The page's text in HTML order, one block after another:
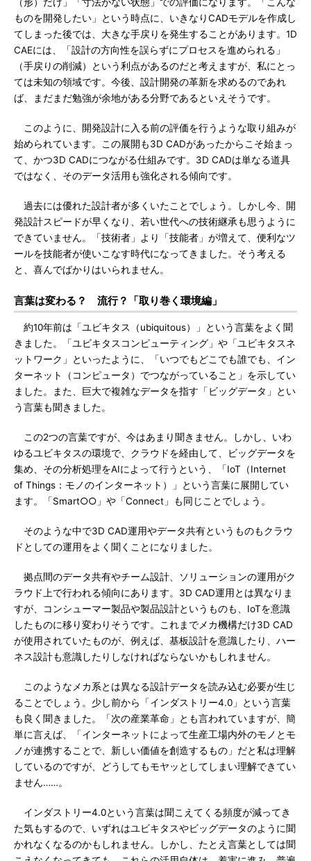
ものを開発したい」という時点に、いきなりCADモデルを作成し
てしまった後では、大きな手戻りを発生することがあります。1D
CAEには、「設計の方向性を誤らずにプロセスを進められる」
（手戻りの削減）という利点があるのだと考えますが、私にとっ
ては未知の領域です。今後、設計開発の革新を求めるのであれ
ば、まだまだ勉強が余地がある分野であるといえそうです。
このように、開発設計に入る前の評価を行うような取り組みが
始められています。この展開も3D CADがあったからこそ始まっ
て、かつ3D CADにつながる仕組みです。3D CADは単なる道具
ではなく、そのデータ活用も強化される傾向です。
過去には優れた設計者が多くいたことでしょう。しかし今、開
発設計スピードが早くなり、若い世代への技術継承も思うように
できていません。「技術者」より「技能者」が増えて、便利なツ
ールを技能者が使いこなす時代になってきました。そう考える
と、喜んでばかりはいられません。
言葉は変わる？ 流行？「取り巻く環境編」
約10年前は「ユビキタス（ubiquitous）」という言葉をよく聞
きました。「ユビキタスコンピューティング」や「ユビキタスネ
ットワーク」といったように、「いつでもどこでも誰でも、イン
ターネット（コンピュータ）でつながっていること」を示してい
ました。また、巨大で複雑なデータを指す「ビッグデータ」とい
う言葉も聞きました。
この2つの言葉ですが、今はあまり聞きません。しかし、いわ
ゆるユビキタスの環境で、クラウドを経由して、ビッグデータを
集め、その分析処理をAIによって行うという、「IoT（Internet
of Things：モノのインターネット）」という言葉に展開してい
ます。「Smart○○」や「Connect」も同じことでしょう。
そのような中で3D CAD運用やデータ共有というものもクラウ
ドとしての運用をよく聞くことになりました。
拠点間のデータ共有やチーム設計、ソリューションの運用がク
ラウド上で行われる傾向にあります。3D CAD運用とは異なりま
すが、コンシューマー製品や製品設計というものも、IoTを意識
したものに移り変わりそうです。これまでメカ機構だけ3D CAD
が使用されていたものが、例えば、基板設計を意識したり、ハー
ネス設計も意識したりしなければならないかもしれません。
このようなメカ系とは異なる設計データを読み込む必要が生じ
ることでしょう。少し前から「インダストリー4.0」という言葉
も良く聞きました。「次の産業革命」とも言われていますが、簡
単に言えば、「インターネットによって生産工場内外のモノとモ
ノが連携することで、新しい価値を創造するもの」だと私は理解
しているのですが、どうしてもモヤッとしてしまい理解できてい
ません……。
インダストリー4.0という言葉は聞こえてくる頻度が減ってき
た気もするので、いずれはユビキタスやビッグデータのように聞
かれなくなるのかもしれません。しかし、たとえ言葉としては聞